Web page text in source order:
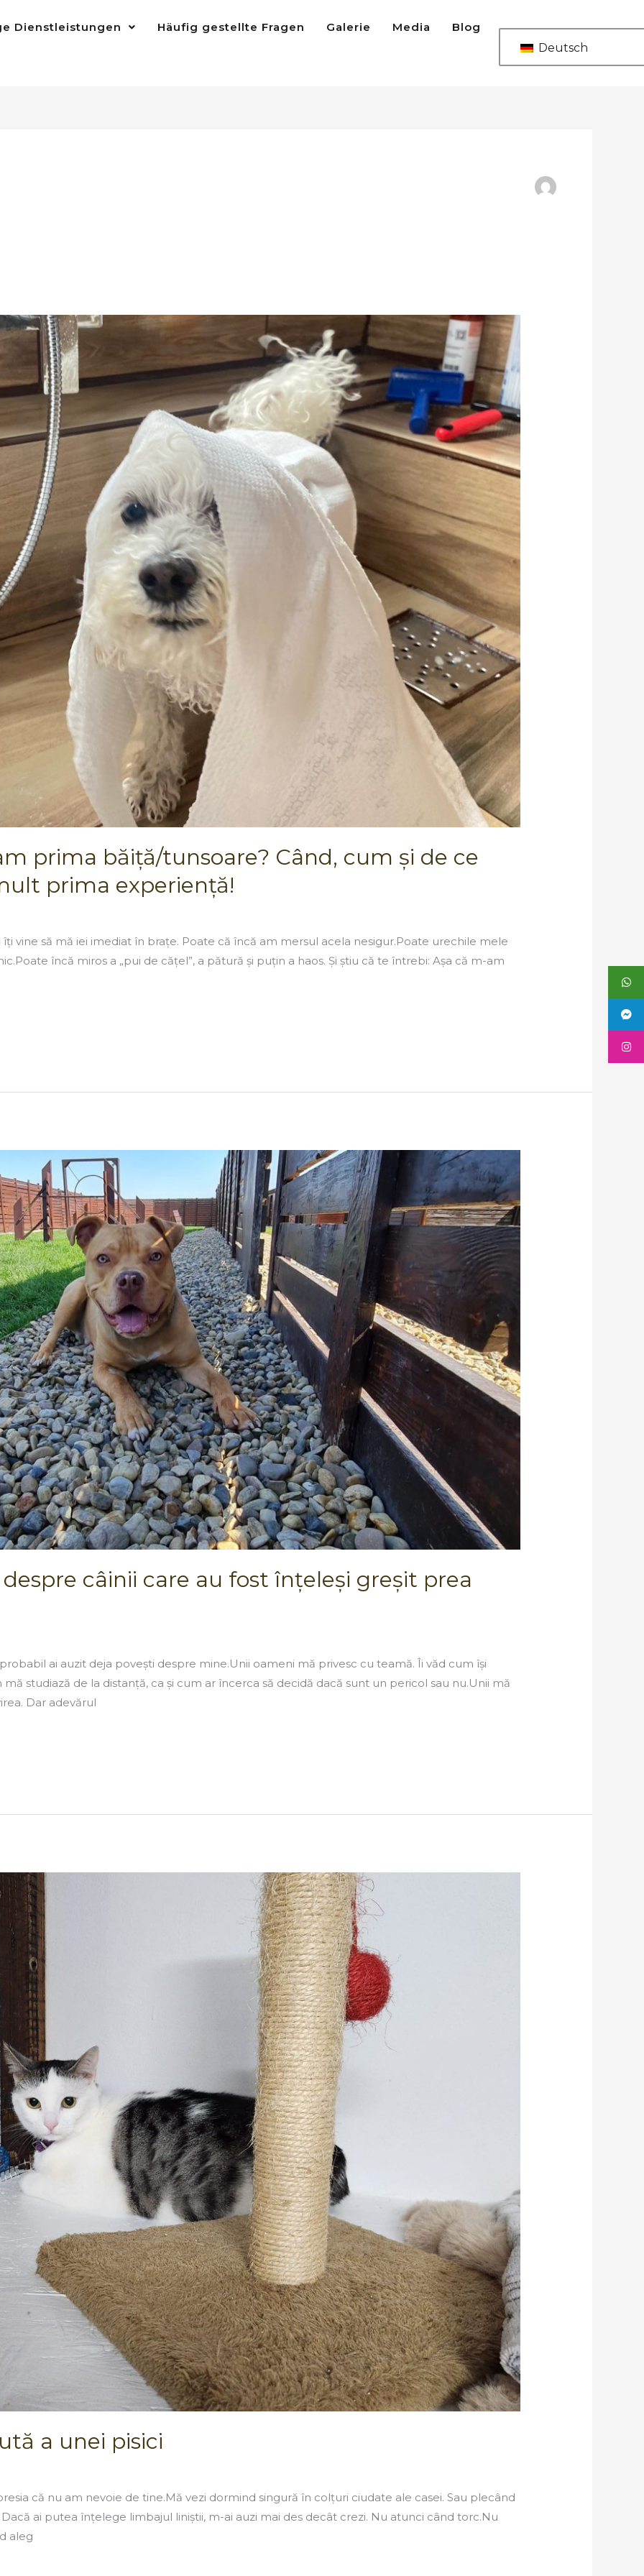
Dienstleistungen Häufig gestellte Fragen Galerie Media Blog
Deutsch
prima băiță/tunsoare? Când, cum și de ce
prima experiență!
îți vine să mă iei imediat în brațe. Poate că încă am mersul acela nesigur.Poate urechile mele
încă miros a „pui de cățel”, a pătură și puțin a haos. Și știu că te întrebi: Așa că m-am
câinii care au fost înțeleși greșit prea
ai auzit deja povești despre mine.Unii oameni mă privesc cu teamă. Îi văd cum își
studiază de la distanță, ca și cum ar încerca să decidă dacă sunt un pericol sau nu.Unii mă
Dar adevărul
a unei pisici
că nu am nevoie de tine.Mă vezi dormind singură în colțuri ciudate ale casei. Sau plecând
ai putea înțelege limbajul liniștii, m-ai auzi mai des decât crezi. Nu atunci când torc.Nu
aleg